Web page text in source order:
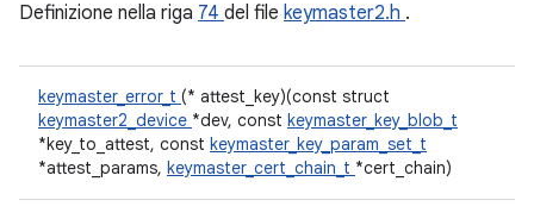
Definizione nella riga 74 del file keymaster2.h .
keymaster_error_t (* attest_key)(const struct
keymaster2_device *dev, const keymaster_key_blob_t
*key_to_attest, const keymaster_key_param_set_t
*attest_params, keymaster_cert_chain_t *cert_chain)